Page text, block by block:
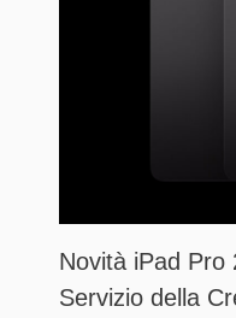
Novità iPad Pro
Servizio della